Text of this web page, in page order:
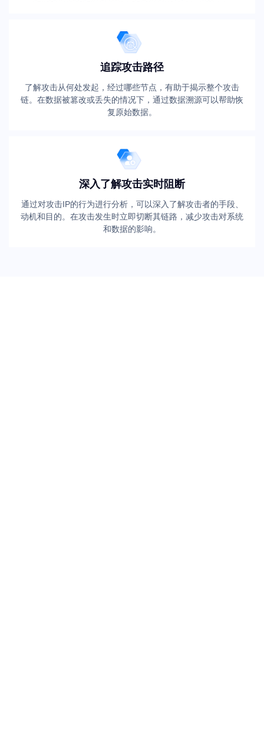
追踪攻击路径
了解攻击从何处发起，经过哪些节点，有助于揭示整个攻击
链。在数据被篡改或丢失的情况下，通过数据溯源可以帮助恢
复原始数据。
深入了解攻击实时阻断
通过对攻击IP的行为进行分析，可以深入了解攻击者的手段、
动机和目的。在攻击发生时立即切断其链路，减少攻击对系统
和数据的影响。